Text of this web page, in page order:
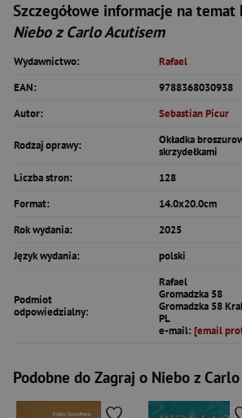
Szczegółowe informacje na temat
Niebo z Carlo Acutisem
Wydawnictwo:
Rafael
EAN:
9788368030938
Autor:
Sebastian Picur
Rodzaj oprawy:
Okładka
skrzydełkami
Liczba stron:
128
Format:
14.0x20.0cm
Rok wydania:
2025
Język wydania:
polski
Podmiot
odpowiedzialny:
Rafael
Gromadzka 58
Gromadzka 58
PL
e-mail: [email
Podobne do Zagraj o Niebo z